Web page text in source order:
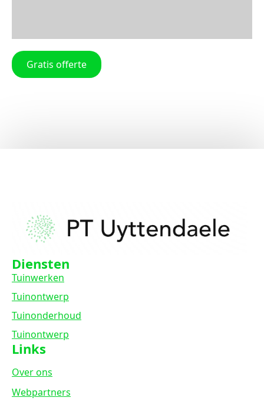
Gratis offerte
Diensten
Tuinwerken
Tuinontwerp
Tuinonderhoud
Tuinontwerp
Links
Over ons
Webpartners